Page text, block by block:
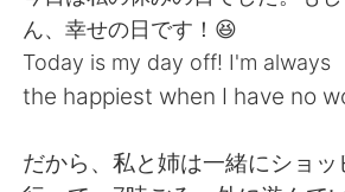
Русский
ん、幸せの日です！😆
Today is my day off! I'm always
the happiest when I have no
だから、私と姉は一緒にショ